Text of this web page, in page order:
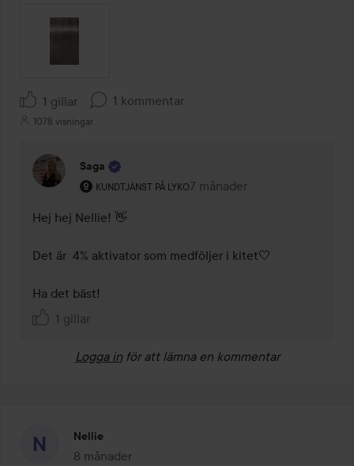
1 gillar 1 kommentar
1078 visningar
Saga
KUNDTJÄNST PÅ LYKO
Användarens roll: Kundtjänst på Lyko.
7 månader
Kommentaren lades 7
Hej hej Nellie! 👋
Det är  4% aktivator som medföljer i kitet🤍
Ha det bäst!
1 gillar
Logga in för att lämna en kommentar
Nellie
8 månader
Inlägget skapades 8 månader